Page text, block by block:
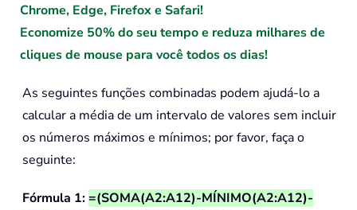
Chrome, Edge, Firefox e Safari!
Economize 50% do seu tempo e reduza milhares de
cliques de mouse para você todos os dias!
As seguintes funções combinadas podem ajudá-lo a
calcular a média de um intervalo de valores sem incluir
os números máximos e mínimos; por favor, faça o
seguinte:
Fórmula 1:=(SOMA(A2:A12)-MÍNIMO(A2:A12)-